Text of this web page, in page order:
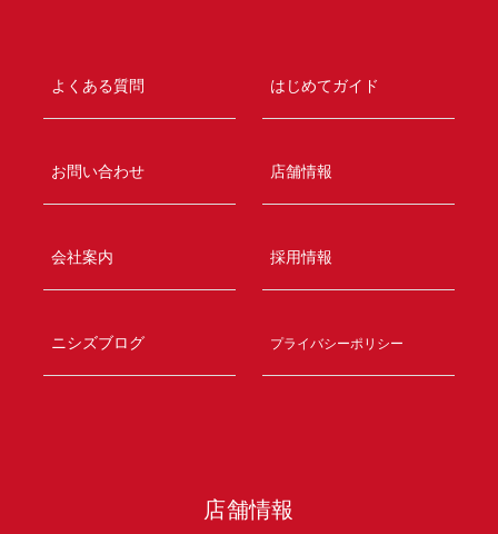
よくある質問 はじめてガイド
お問い合わせ 店舗情報
会社案内 採用情報
ニシズブログ プライバシーポリシー
店舗情報